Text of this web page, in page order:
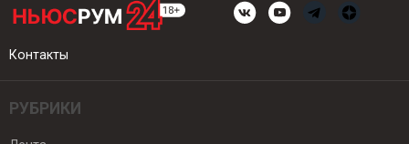
Контакты
РУБРИКИ